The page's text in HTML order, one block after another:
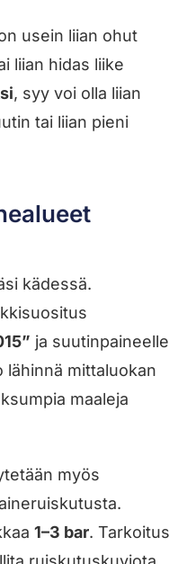
usein liian ohut
liian hidas liike
, syy voi olla liian
tai liian pieni
kädessä.
ja suutinpaineelle
lähinnä mittaluokan
maaleja
myös
1–3 bar. Tarkoitus